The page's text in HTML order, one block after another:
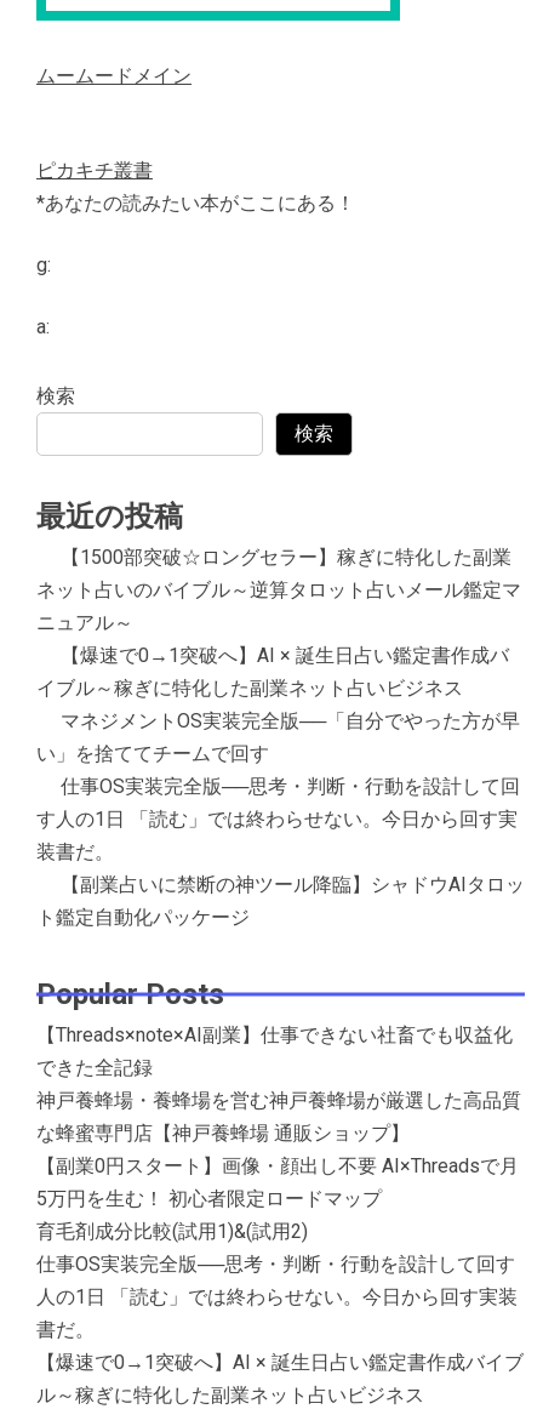
ムームードメイン
ピカキチ叢書
*あなたの読みたい本がここにある！
g:
a:
検索
検索
最近の投稿
【1500部突破☆ロングセラー】稼ぎに特化した副業
ネット占いのバイブル～逆算タロット占いメール鑑定マ
ニュアル～
【爆速で0→1突破へ】AI × 誕生日占い鑑定書作成バ
イブル～稼ぎに特化した副業ネット占いビジネス
マネジメントOS実装完全版──「自分でやった方が早
い」を捨ててチームで回す
仕事OS実装完全版──思考・判断・行動を設計して回
す人の1日 「読む」では終わらせない。今日から回す実
装書だ。
【副業占いに禁断の神ツール降臨】シャドウAIタロッ
ト鑑定自動化パッケージ
Popular Posts
【Threads×note×AI副業】仕事できない社畜でも収益化
できた全記録
神戸養蜂場・養蜂場を営む神戸養蜂場が厳選した高品質
な蜂蜜専門店【神戸養蜂場 通販ショップ】
【副業0円スタート】画像・顔出し不要 AI×Threadsで月
5万円を生む！ 初心者限定ロードマップ
育毛剤成分比較(試用1)&(試用2)
仕事OS実装完全版──思考・判断・行動を設計して回す
人の1日 「読む」では終わらせない。今日から回す実装
書だ。
【爆速で0→1突破へ】AI × 誕生日占い鑑定書作成バイブ
ル～稼ぎに特化した副業ネット占いビジネス